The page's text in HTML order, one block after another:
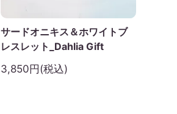
サードオニキス＆ホワイトブ
レスレット_Dahlia Gift
3,850円(税込)